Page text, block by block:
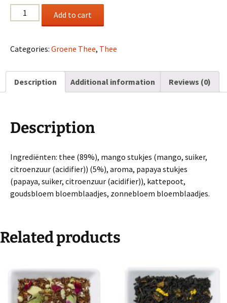
Groene
mango
Add to cart
Categories: Groene Thee, Thee
Description Additional information Reviews (0)
Description
Ingrediënten: thee (89%), mango stukjes (mango, suiker,
citroenzuur (acidifier)) (5%), aroma, papaya stukjes
(papaya, suiker, citroenzuur (acidifier)), kattepoot,
goudsbloem bloemblaadjes, zonnebloem bloemblaadjes.
Related products